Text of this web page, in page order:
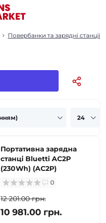
Повербанки та зарядні станції
Портативна зарядна
станці Bluetti AC2P
(230Wh) (AC2P)
0
12 201.00 грн.
10 981.00 грн.